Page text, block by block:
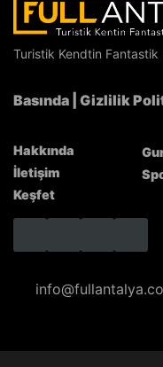
Antalyasporlu
Altın Madalya
Turistik Kendtin Fantastik
Basında Gizlilik
Hakkında
İletişim
Keşfet